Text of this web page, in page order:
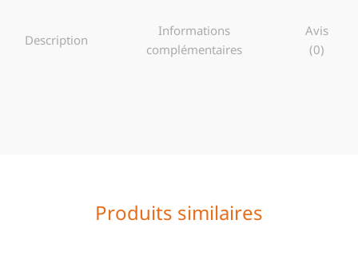
Description
Informations
complémentaires
Avis
(0)
Produits similaires